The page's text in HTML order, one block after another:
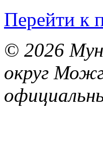
Перейти к
© 2026
округ